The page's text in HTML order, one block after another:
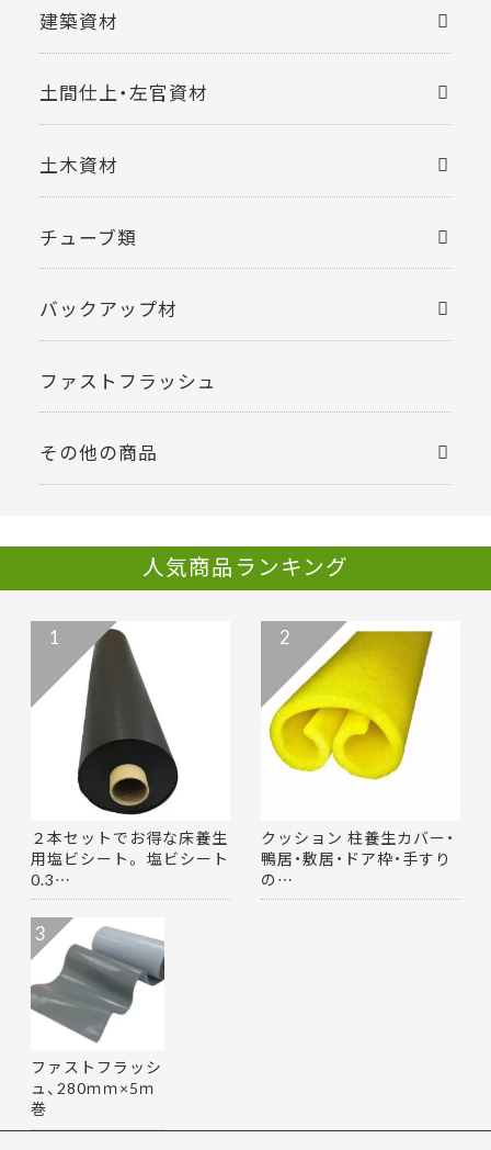
建築資材
土間仕上・左官資材
土木資材
チューブ類
バックアップ材
ファストフラッシュ
その他の商品
人気商品ランキング
２本セットでお得な床養生
用塩ビシート。 塩ビシート
0.3…
1
クッション 柱養生カバー・
鴨居・敷居・ドア枠・手すり
の…
2
ファストフラッシ
ュ、280ｍｍ×5ｍ
巻
3